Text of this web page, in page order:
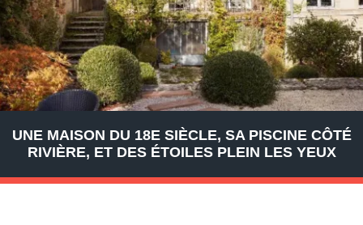
UNE MAISON DU 18E SIÈCLE, SA PISCINE CÔTÉ
RIVIÈRE, ET DES ÉTOILES PLEIN LES YEUX